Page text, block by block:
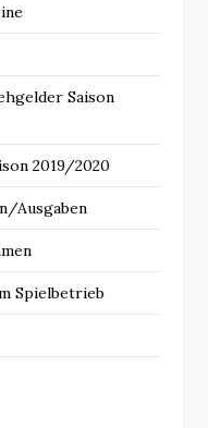
Saison
2019/2020
Ausgaben
Spielbetrieb